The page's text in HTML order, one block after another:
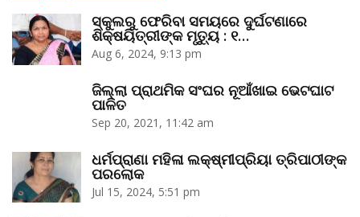
ସ୍କୁଲରୁ ଫେରିବା ସମୟରେ ଦୁର୍ଘଟଣାରେ
ଶିକ୍ଷୟିତ୍ରୀଙ୍କ ମୃତ୍ୟୁ : ୧…
Aug 6, 2024, 9:13 pm
ଜିଲ୍ଲା ପ୍ରାଥମିକ ସଂଘର ନୂଆଁଖାଇ ଭେଟଘାଟ
ପାଳିତ
Sep 20, 2021, 11:42 am
ଧର୍ମପ୍ରାଣା ମହିଳା ଲକ୍ଷ୍ମୀପ୍ରିୟା ତ୍ରିପାଠୀଙ୍କ
ପରଲୋକ
Jul 15, 2024, 5:51 pm